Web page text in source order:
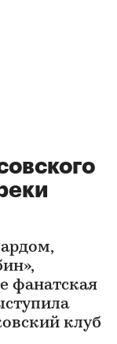
фанатская
клуб